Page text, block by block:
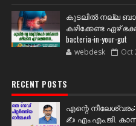
കുടലിൽ നല്ല
കഴിക്കേണ്ട ഏഴ്
bacteria-in-your-gut
webdesk Oct
RECENT POSTS
എന്റെ
✍️ എം.എം.ജി.